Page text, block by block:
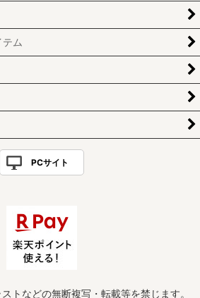
ム
PCサイト
トなどの無断複写・転載等を禁じます。